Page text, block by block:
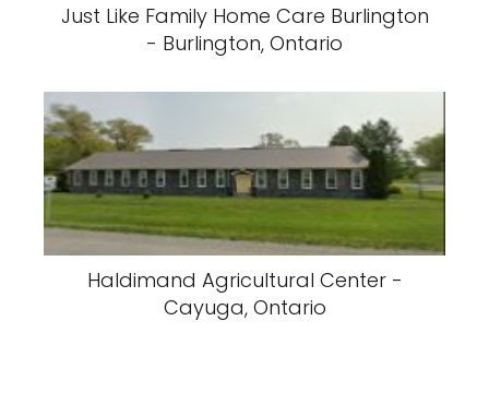
Just Like Family Home Care Burlington
- Burlington, Ontario
Haldimand Agricultural Center -
Cayuga, Ontario